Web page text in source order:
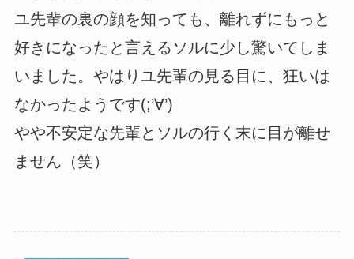
ユ先輩の裏の顔を知っても、離れずにもっと
好きになったと言えるソルに少し驚いてしま
いました。やはりユ先輩の見る目に、狂いは
なかったようです(;’∀’)
やや不安定な先輩とソルの行く末に目が離せ
ません（笑）